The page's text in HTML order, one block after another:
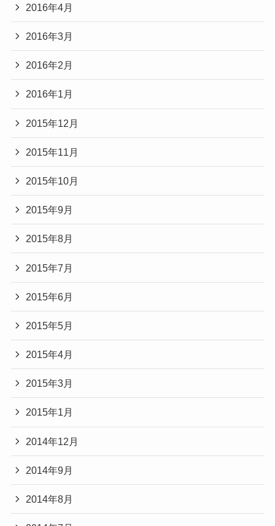
2016年4月
2016年3月
2016年2月
2016年1月
2015年12月
2015年11月
2015年10月
2015年9月
2015年8月
2015年7月
2015年6月
2015年5月
2015年4月
2015年3月
2015年1月
2014年12月
2014年9月
2014年8月